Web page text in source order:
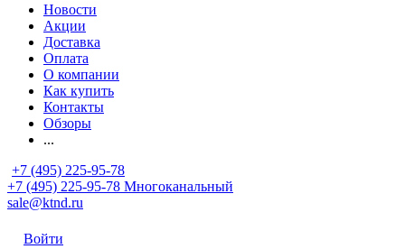
Новости
Акции
Доставка
Оплата
О компании
Как купить
Контакты
Обзоры
...
+7 (495) 225-95-78
+7 (495) 225-95-78 Многоканальный
sale@ktnd.ru
Войти